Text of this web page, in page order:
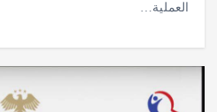
العملية…